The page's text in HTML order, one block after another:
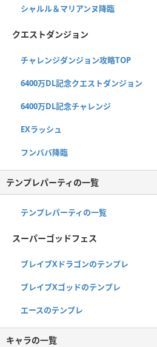
シャルル＆マリアンヌ降臨
クエストダンジョン
チャレンジダンジョン攻略TOP
6400万DL記念クエストダンジョン
6400万DL記念チャレンジ
EXラッシュ
フンババ降臨
テンプレパーティの一覧
テンプレパーティの一覧
スーパーゴッドフェス
ブレイブXドラゴンのテンプレ
ブレイブXゴッドのテンプレ
エースのテンプレ
キャラの一覧